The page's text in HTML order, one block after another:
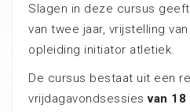
Slagen in deze cursus
van twee jaar, vrijstelling
opleiding initiator atletiek.
De cursus bestaat uit een
vrijdagavondsessiesvan 18